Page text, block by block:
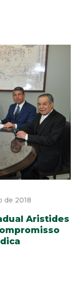
de 2018
Aristides